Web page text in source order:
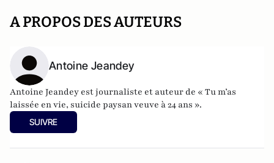
A PROPOS DES AUTEURS
Antoine Jeandey
Antoine Jeandey est journaliste et auteur de « Tu m’as
laissée en vie, suicide paysan veuve à 24 ans ».
SUIVRE